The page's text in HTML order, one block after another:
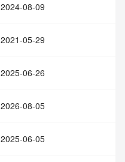
2024-08-09
2021-05-29
2025-06-26
2026-08-05
2025-06-05